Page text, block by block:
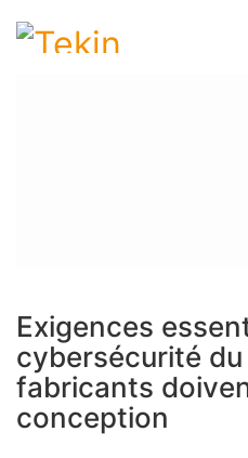
Exigences
cybersécurité du
fabricants
conception